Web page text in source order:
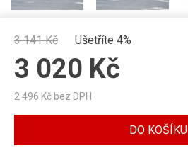
3 141Kč Ušetříte 4%
3 020 Kč
2 496 Kč bez DPH
DO KOŠÍKU